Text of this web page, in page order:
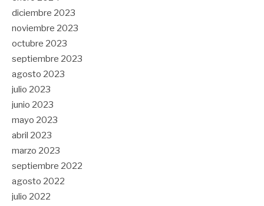
diciembre 2023
noviembre 2023
octubre 2023
septiembre 2023
agosto 2023
julio 2023
junio 2023
mayo 2023
abril 2023
marzo 2023
septiembre 2022
agosto 2022
julio 2022